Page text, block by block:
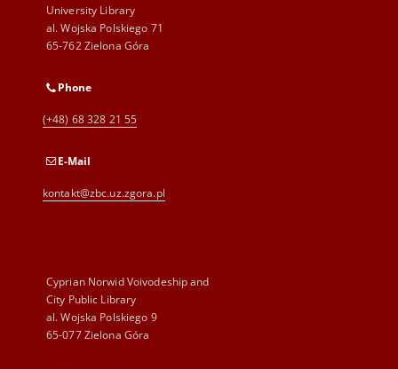
University Library
al. Wojska Polskiego 71
65-762 Zielona Góra
Phone
(+48) 68 328 21 55
E-Mail
kontakt@zbc.uz.zgora.pl
Cyprian Norwid Voivodeship and
City Public Library
al. Wojska Polskiego 9
65-077 Zielona Góra